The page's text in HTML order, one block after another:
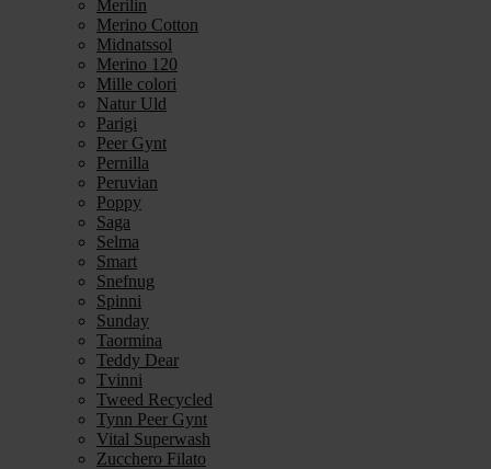
Merilin
Merino Cotton
Midnatssol
Merino 120
Mille colori
Natur Uld
Parigi
Peer Gynt
Pernilla
Peruvian
Poppy
Saga
Selma
Smart
Snefnug
Spinni
Sunday
Taormina
Teddy Dear
Tvinni
Tweed Recycled
Tynn Peer Gynt
Vital Superwash
Zucchero Filato